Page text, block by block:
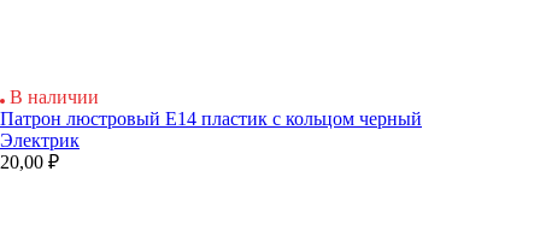
В наличии
Патрон люстровый Е14 пластик с кольцом черный
Электрик
20,00 ₽